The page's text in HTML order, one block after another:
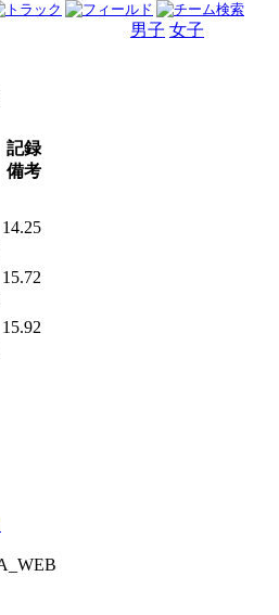
男子 女子
記録
備考
14.25
15.72
15.92